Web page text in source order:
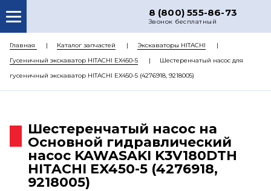
8 (800) 555-86-73
Звонок бесплатный
О НАС
КАТАЛОГ ЗАПЧАСТЕЙ
РЕМОНТ
ЦЕНЫ
КОНТАКТЫ
Главная Каталог запчастей
Экскаваторы HITACHI
Гусеничный экскаватор HITACHI EX450-5
Шестеренчатый насос для
гусеничный экскаватор HITACHI EX450-5 (4276918, 9218005)
Шестеренчатый насос на
Основной гидравлический
насос KAWASAKI K3V180DTH
HITACHI EX450-5 (4276918,
9218005)